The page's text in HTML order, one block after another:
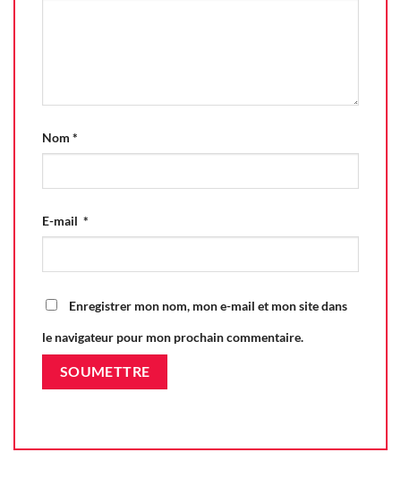
Nom *
E-mail *
Enregistrer mon nom, mon e-mail et mon site dans
le navigateur pour mon prochain commentaire.